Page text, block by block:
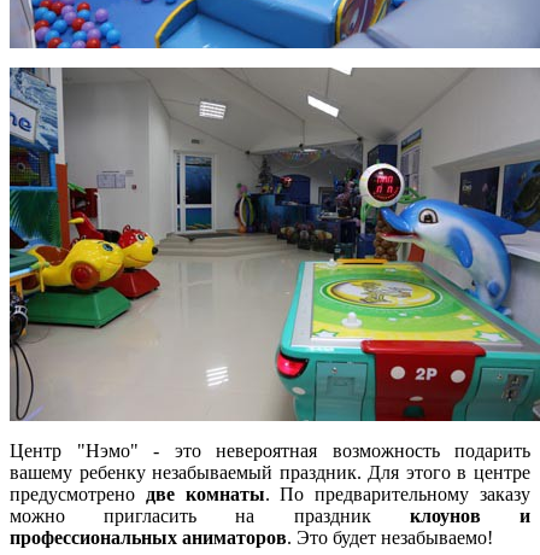
Центр "Нэмо" - это невероятная возможность подарить
вашему ребенку незабываемый праздник. Для этого в центре
предусмотрено две комнаты. По предварительному заказу
можно пригласить на праздник клоунов и
профессиональных аниматоров. Это будет незабываемо!